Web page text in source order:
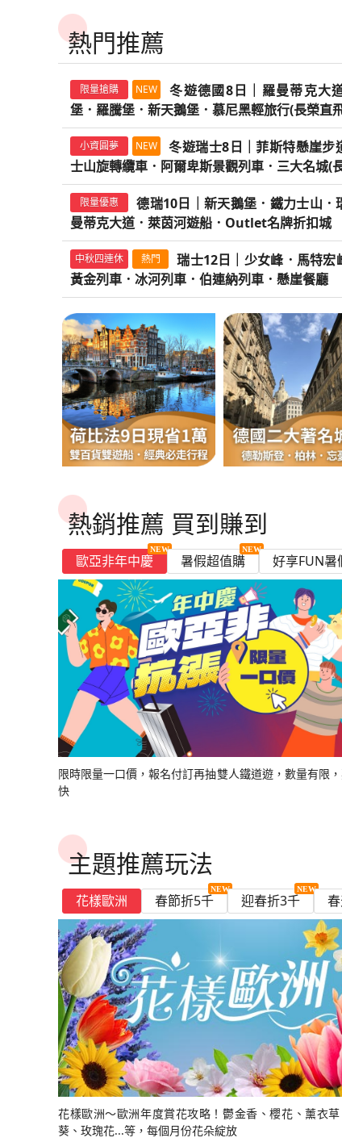
熱門推薦
限量搶購 NEW
冬遊德國8日｜羅曼蒂克大
堡．羅騰堡．新天鵝堡．慕尼黑輕旅行(長榮直
小資圓夢 NEW
冬遊瑞士8日｜菲斯特懸崖步
士山旋轉纜車．阿爾卑斯景觀列車．三大名城(
限量優惠
德瑞10日｜新天鵝堡．鐵力士山．
曼蒂克大道．萊茵河遊船．Outlet名牌折扣城
中秋四連休 熱門
瑞士12日｜少女峰．馬特宏
黃金列車．冰河列車．伯連納列車．懸崖餐廳
熱銷推薦 買到賺到
歐亞非年中慶 暑假超值購 好享FUN暑
限時限量一口價，報名付訂再抽雙人鐵道遊，數量有限
快
荷
比
法
歐
洲
之
星
列
漫
遊
小
孩
堤
防．
花
都
百
年
咖
啡．
中
世
紀
古
荷
蘭
綠
村．
巴
黎
購
物
10
日
3000
｜
經
西
北
法
｜
聖
米
歇
爾
山．
羅
亞
爾
雙
城
堡．
印
象
派
諾
曼
地．
黎
歌
劇
院．
塞
納
河
遊
船
饗
宴
10
日
春
遊
折
3
千
荷
比
盧
德
旅
遊
│
經
三
城
堡‧
精
彩
三
遊
船‧
海
根
體
驗
館‧
童
話
羊
角
村‧
起
司
市
集
11
日
│
飛
出團日期：09/03 10/12
TWD
109,900
起
特
選
英
國
｜
七
姐
妹
斷
崖．
復
古
火
車．
絕
美
湖
區
遊
翁
文
學
小
鎮．
大
英
博
物
館．
雙
學
城．
都
倫
敦
暢
遊
10
日
出團日期：09/14
TWD
114,900
起
最
高
省
1
萬
5
｜
經
典
荷
比
法
10
｜
美
食
光
巴
士、
羊
角
村、
布
魯
日、
浮
宮、
三
區
巴
黎
來
回)
出團日期： 09/19 09/25 10/09 more...
TWD
117,900
起
更
多
行
程
10
日
｜
女
峰．
馬
特
宏
峰．
冰
河
列
車．
黃
金
線
列
車．
新
天
鵝
堡．
國
王
｜
經
典
英
國
｜
愛
丁
堡．
湖
區．
三
遊
船．
英
國
鐵．
莎
翁
故
居．
雙
大
學
城．
倫
敦
逸
遊
10
日
早
鳥
折
3000
｜
特
選
德
瑞
10
日
｜
鐵
力
山．
阿
爾
卑
斯
火
車．
羅
曼
蒂
道．
新
天
鵝
堡．
萊
茵
河
遊
船
出團日期：11/24 12/01 12/08 more...
TWD
88,900
起
特
選
荷
比
德
送
法
國
9
日
～
風
車
村．
遊
船．
天
堂
書
店．
堡．
爾
薩
小
鎮．
OUTLET
購
物
趣
獨家特賣 出團日期：11/20 12/04 01/15
TWD
83,900
起
特
選
荷
比
法
三
遊
船．
巴
黎
四
晚．
地
窖
廳．
羅
浮
宮．
世
界
產．
仙
境
羊
角
村
日
出團日期：11/08 11/24 12/08 more...
TWD
83,900
起
更
多
行
程
阿
姆
斯
特
丹．
布
魯
日
古
城．
聖
母
院．
羅
浮
宮．
時
尚
購
物
趣
9
日
遊
｜
三
大
遊
船．
科
隆
教
堂．
布
魯
日
古
城．
時
尚
巴
黎．
凡
爾
賽
宮．
風
車
村
日
普
羅
旺
斯
山
城．
嘉
赫
水
道
橋．
教
皇
新
堡
品
酒．
高
速
列
車．
羅
浮
宮．
時
尚
黎
慢
遊
11
日
限量搶購
起
遊
荷
比
｜
阿
姆
斯
特
丹
運
河
遊
船．
鹿
特
丹
市
集．
布
魯
日．
仙
羊
角
村．
天
堂
書
荷
蘭
三
村
9
日
出團日期：09/03
TWD
87,900
起
多
｜
愛
丁
湖
區
蒸
汽
火
三
遊
船．
國
鐵．
OUTLET．
雙
大
學
城．
莊
園
飯
店
10
日-
一
萬
五
旗
艦
荷
比
法
｜
三
晚
五
星．
三
遊
大
力
士
高
速
列
車．
百
年
啡．
饗
食
米
其
林．
古
城
門
餐
廳．
羊
角
村
巡
禮．
浪
黎
10
日
玩
樂
369
｜
旗
艦
德
瑞
10
日
｜
少
女
峰,
特
宏
峰,
冰
河
列
車,
黃
金
線
列
車,
一
晚
五
星
｜
夏
季
版．
免
小
費
出團日期：09/17 10/03 10/07 more...
TWD
163,900
起
最
高
省
1.5
萬
｜
經
典
瑞
士
｜
白
朗
峰．
少
女
峰．
馬
特
峰．
三
大
景
觀
火
車．
奇
龍
古
堡．
時
米
蘭
12
雄
來
回
早訂早優惠
TWD
179,900
起
預
購
省
15000
｜
旗
艦
德
國
｜
南
北
新
鵝
堡．
童
大
道．
漫
大
道．
漢
薩
同
古
城．
德
林．
憂
宮
13
日
獨家特賣 出團日期： 10/15
TWD
173,900
起
更
多
行
程
主題推薦玩法
花樣歐洲 春節折5千 迎春折3千
花樣歐洲～歐洲年度賞花攻略！鬱金香、櫻花、薰衣草
葵、玫瑰花...等，每個月份花朵綻放
國
9
日
倫
敦
音
樂
劇．
玆
窩
鄉
村．
雙
大
學．
巨
石
陣．
倫
敦
塔．
二
晚
五
高
空
景
觀
餐．
下
午
茶
5000
｜
經
英
國
10
日
｜
愛
丁
堡．
三
遊
船．
國
遊
船
饗
宴．
米
其
林．
雙
大
城．
莊
園
飯
店．
兩
晚
五
星
賀
歲
折
5000
｜
經
典
德
捷
｜
布
拉
格．
庫
諾
夫．
溫
泉
鎮．
羅
騰
堡．
班
Outlet
購
物
城
8
日
出團日期：02/03
TWD
115,900
起
賀
歲
折
5000
｜
荷
比
法
三
遊
船
10
日
｜
羅
浮
宮．
凡
爾
宮．
童
話
羊
角
村．
一
晚
五
星．
高
速
車．
米
其
免
小
費
早訂早優惠
TWD
165,900
起
賀
歲
折
5000
｜
經
典
荷
比
法
｜
巴
黎
區
三
晚．
星
2
晚．
雙
遊
船．
布
魯
日
城．
景
觀
印
派
9
日
(雙
點
來
回)
出團日期： 02/05
TWD
139,900
起
更
多
行
程
士
10
日
少
女
峰．
馬
特
峰．
瑞
吉
山．
雙
火
車．
奇
龍
古
堡．
送
新
天
鵝
堡
高
雄
雙
點
進
出
三
千
｜
法
雙
城
日
｜
麗
池
古
堡．
英
法
館．
雙
遊
船．
海
底
隧
道
火
英
法
小
鎮．
英
式
下
午
茶．
市
區
飯
店．
倫
敦
巴
黎
迎
春
折
3000
｜
荷
比
法
10
日
｜
童
話
羊
村．
布
魯
日
古
城．
雙
博
物
三
遊
船．
美
食
觀
光
巴
士．
一
晚
五
星
｜
高
雄
出團日期：02/02
TWD
125,900
起
迎
春
折
3000
｜
旗
艦
英
國
全
覽
13
日
｜
蘇
格
蘭
高
地．
林
饗
宴．
尼
斯
湖
遊
船．
莊
園
飯
店．
愛
丁
堡
敦
五
星．
巨
石
陣
獨家特賣
TWD
216,900
起
迎
春
折
3000|
荷
比
法|
北
海
漁
村．
風
車
德
哈
爾
堡．
阿
斯
特
丹．
布
魯
日
城．
聖
母
宮．
時
巴
黎
9
日
出團日期： 02/02
TWD
102,900
起
更
多
行
程
瑞
士
12
｜
懸
崖
餐
廳．
女
峰．
馬
特
宏
峰．
三
大
景
觀
列
車．
愛
的
迫
降
船．
萊
茵
瀑
布
遊
船
(慕
尼
黑
回)
1.5
萬
｜
典
瑞
士
｜
白
朗
峰．
少
女
峰．
馬
特
峰．
三
大
景
觀
火
車．
奇
龍
堡．
時
尚
米
蘭
12
日
｜
高
雄
來
回
10
日
｜
女
峰,
馬
特
宏
冰
河
列
車,
黃
金
路
線
列
車,
一
晚
五
星
｜
夏
版．
免
小
費
｜
旗
艦
國
全
覽
｜
蘇
格
蘭
高
地．
尼
斯
湖
船．
莊
園
飯
店．
愛
丁
堡
城
倫
敦
五
星．
巨
石
陣
13
日
(冬)
玩
樂
369
｜
旗
艦
英
國
｜
蘇
格
蘭
高
地．
克
霍
格
華
玆
古
董
火
車．
斯
湖
遊
船．
莊
園
飯
店．
倫
敦
五
星．
巨
石
陣
13
出團日期：09/25 10/09 10/23 more...
TWD
229,900
起
典
荷
比
10
日
｜
美
食
光
巴
士．
羊
角
村．
布
魯
日
古
城．
羅
浮
宮．
三
遊
巴
黎
市
區
三
晚
10
日
中
慶
特
荷
德
比
法
｜
風
車
村．
天
堂
書
店．
遊
船．
德
國
雙
世
遺
教
堂．
魯
日
古
城．
時
尚
巴
黎．
凡
爾
賽
宮
10
日
士
10
日
山
王-
馬
特
宏
山
后-
瑞
吉
山．
雙
火
車．
奇
龍
古
堡．
FIFA
世
足
博
館
｜
高
雄
雙
點
進
出
經
典
瑞
｜
少
女
峰,
馬
特
宏
峰,
白
朗
峰,
黃
列
車,
冰
河
列
車,
伯
連
納
車
10
日
(夏/
蘇
黎
世
來
回)
玩
樂
369
經
典
瑞
士
｜
少
女
峰,
馬
特
宏
白
朗
峰,
黃
金
列
車,
冰
河
車,
伯
連
納
列
車
10
日
(冬/
蘇
黎
世
來
回)
出團日期：12/24 01/07 01/14 more...
TWD
159,900
起
迎
春
折
3000
｜
經
典
瑞
士
10
日
｜
少
女
峰．
馬
特
宏
峰．
山．
雙
火
車．
奇
龍
古
堡．
送
新
天
堡
｜
高
進
出
出團日期：01/31
TWD
155,900
起
春
遊
折
3
千
｜
經
典
瑞
士
12
日
｜
崖
餐
廳．
女
峰．
特
宏
峰．
三
大
景
列
車．
愛
船．
茵
瀑
布
遊
船
(慕
尼
黑
來
回)
出團日期： 09/14 09/16 09/21 more...
TWD
169,900
起
更
多
行
程
典
荷
比
10
日
｜
美
食
光
巴
士．
羊
角
村．
布
魯
日
古
城．
羅
浮
宮．
三
遊
巴
黎
市
區
三
晚
10
日
三
千
｜
典
荷
比
法
｜
歐
洲
之
星
列
車．
漫
小
孩
堤
防．
花
都
百
年
咖
中
世
紀
古
城．
荷
蘭
綠
村．
巴
黎
購
物
10
日
迎
春
折
3000
｜
荷
比
法
10
日
｜
童
話
羊
村．
布
魯
日
古
城．
雙
博
物
三
遊
船．
美
食
觀
光
巴
士．
一
晚
五
星
｜
高
雄
出團日期：02/02
TWD
125,900
起
最
高
省
萬
5
｜
經
典
荷
比
法
10
日
｜
美
食
觀
光
士、
羊
角
村、
布
魯
日、
羅
浮
宮、
三
船、
黎
市
區
來
回)
出團日期：09/19
TWD
117,900
起
冬
遊
折
5000
｜
經
典
荷
比
法
｜
三
遊
羅
浮
宮．
洲
之
星．
百
年
咖
啡
館．
二
五
星．
羊
10
早訂早優惠 出團日期： 11/06 11/13 11/27
TWD
116,900
起
更
多
行
程
水
道
橋．
教
皇
新
堡
品
酒．
高
速
列
羅
浮
宮．
尚
巴
黎
慢
遊
11
日
｜
南
法
旅
遊
｜
普
羅
旺
斯
山
城．
蔚
藍
海
岸．
印
象
派．
嘉
德
水
道
橋．
新
品
酒．
摩
納
哥
蒙
地
卡
羅．
米
其
林
饗
宴
10
日
《長
榮
直
飛》
特
選
法
國
～
蒙
馬
特．
愛
之
牆．
貝
西
村．
塞
納
河
遊
船．
羅
浮
宮．
巴
左
岸
日
出團日期：12/06 01/03
TWD
63,800
起
迎
春
折
3000
｜
經
典
法
國
｜
巴
黎
市
區
飯
店
連
泊．
羅
浮
凡
爾
賽
宮．
加
尼
歌
劇
院．
塞
納
河
船
饗
宴
出團日期：01/30 02/02
TWD
109,900
起
慢
遊
南
法
山
城．
普
羅
旺
斯．
亞
爾
梵
谷
之
水
道
橋．
光
影
採
場．
品
酒．
米
其
林．
TGV．
巴
黎
羅
10
日
出團日期：11/18 12/02 12/16 more...
TWD
114,900
起
多
行
程
堡．
湖
區．
三
遊
船．
英
國
國
鐵．
莎
翁
故
居．
雙
學
城．
OUTLET．
倫
敦
逸
遊
10
日
經
典
英
國
｜
科
玆
窩
鄉
村．
莊
園
飯
店．
大
英
博
物
館．
雙
大
學
城．
巨
石
敦
塔．
巴
斯
浴
池．
溫
莎
堡．
下
午
9
日
玩
樂
369
｜
經
典
英
國
｜
愛
丁
堡．
湖
區
蒸
汽
火
車．
三
遊
船．
國
鐵．
OUTLET．
雙
大
城．
莊
園
店
10
夏
出團日期： 09/07
TWD
136,900
迎
春
折
3000
｜
經
典
英
國
8
日
｜
西
區
音
樂
劇．
遊
船
下
午
倫
敦
眼．
巨
石
陣．
莎
小
鎮．
雙
大
學
城．
田
園
柯
古
羅
馬
泉．
大
英
博
物
館．
倫
敦
精
華
出團日期： 02/02
TWD
127,900
起
省
1
萬
5
｜
經
典
愛
爾
蘭
蘇
格
蘭
傳
奇
之
｜
天
空
島、
愛
丁
堡、
風
笛
秀、
城
堡
與
格
蘭
傳
段
中
段
飛
機
獨家特賣 出團日期：10/05 10/26 more...
TWD
159,900
起
更
多
程
荷
比
法
雙
博
物
館．
浪
三
遊
船．
跨
海
體
驗．
運
河
之
都．
經
典
英
倫．
比
時
古
城．
巴
黎
購
物
(長
榮)
荷
比
法
羅
浮
宮．
大
英
博
物
館．
三
遊
船．
跨
體
驗．
麗
池
古
堡．
比
利
時
城．
巴
黎
購
物
10
日
（華
航
直
飛）
華
麗
歐
洲
｜
德
奧
捷
｜
國
王
湖．
絕
美
湖
小
鎮．
羅
騰
堡．
庫
倫
諾
布
拉
格
遊
船
10
日
出團日期：10/06 10/27
TWD
92,900
起
冬
遊
折
三
千
｜
荷
比
盧
｜
羊
角
村,
庫
勒
慕
勒
美
術
谷
之
旅,
天
堂
書
局,
雨
果
維
安
雙
遊
船,
古
城,
五
星
飯
店
10
出團日期：11/05
TWD
92,900
起
早
鳥
折
三
千
│
經
典
荷
比
盧
│
北
漁
村‧
復
蒸
汽
車‧
童
話
羊
角
村‧
安
田
古
老
盧
森
堡‧
小
孩
堤
防
風
車‧
五
星
飯
店
10
早訂早優惠 出團日期： 09/10 09/17
TWD
106,900
起
更
多
行
程
香
花
園,
美
食
觀
光
巴
士,
羊
角
村,
雙
博
物
三
遊
船
11
日
｜
高
雄
來
奧
10
日
｜
鐵
力
士
山．
新
天
鵝
堡．
鹽
湖
區
絕
美
小
鎮．
古
老
鹽
礦．
升
等
五
星
(高
雄
來
回)
冬
遊
折
3000
｜
特
選
瑞
士
10
日
｜
山
王-
馬
特
宏
峰．
山
后-
瑞
吉
山．
雙
火
車．
龍
古
堡．
世
足
物
館
｜
高
雄
雙
進
出
早訂早優惠 出團日期：
TWD
123,900
迎
春
折
3000
｜
荷
比
法
10
日
｜
童
話
羊
角
村．
布
魯
日
古
城．
博
物
館．
三
遊
船．
食
觀
光
巴
士．
一
五
星
｜
來
回
出團日期： 02/02
TWD
125,900
起
最
高
折
1
萬
｜
荷
比
法
11
日
｜
梵
谷
森
林．
話
羊
角
村．
布
魯
古
城．
雙
博
物
館．
遊
船．
美
光
巴
士．
免
小
費．
一
晚
五
星
｜
高
雄
來
回
早訂早優惠 出團日期：10/18 12/02
TWD
125,900
起
更
多
程
藍
冰
洞
蘭
9
日
洲
｜
瑞
10
日
｜
瑞
士
雙
峰．
香
頌
法
國．
雙
速
列
車．
雙
米
其
林
推
薦
廳
(送
小
費)
魅
力
歐
洲
｜
荷
比
盧
｜
德
哈
爾
古
堡、
董
蒸
汽
火
車、
羊
角
村
三
船、
歐
洲
之
桅
登
頂
9
日
出團日期：08/22 09/08 09/10 more...
TWD
100,900
起
魅
力
歐
洲
｜
英
國
｜
倫
敦
2
晚
五
星、
尼
斯
湖、
雙
火
其
林、
雙
大
學
城、
卡
地
夫、
巴
斯
馬
浴
池、
13
日
出團日期：09/15
TWD
182,900
起
經
典
南
法
西
班
牙
～
百
年
小
火
車．
法
山
城．
道
橋．
灣
遊
船．
粉
紅
鹽
湖．
卡
爾
卡
家
堂．
高
第
建
築．
巴
塞
隆
納
14
日
出團日期： 09/13 10/25
TWD
165,900
起
更
多
行
程